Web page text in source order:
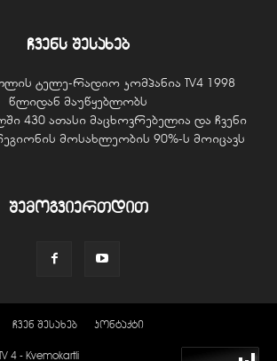
ჩვენს შესახებ
ტელე-რადიო კომპანია TV4 1998
წლიდან მაუწყებლობს
430 ათასი მაცხოვრებელია და ჩვენი
მოსახლეობის 90%-ს მოიცავს
შემოგვიერთდით
ჩვენ შესახებ კონტაქტი
4 - Kvemokartli